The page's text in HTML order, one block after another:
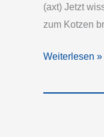
(axt) Jetzt
zum Kotzen
Den
gelben
Weiterlesen »